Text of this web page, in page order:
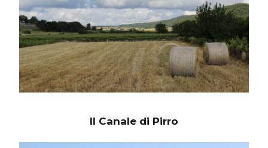
Il Canale di Pirro